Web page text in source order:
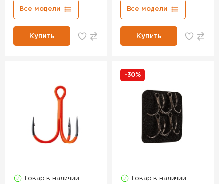
Все модели
Купить
Все модели
Купить
Товар в наличии
-30%
Товар в наличии